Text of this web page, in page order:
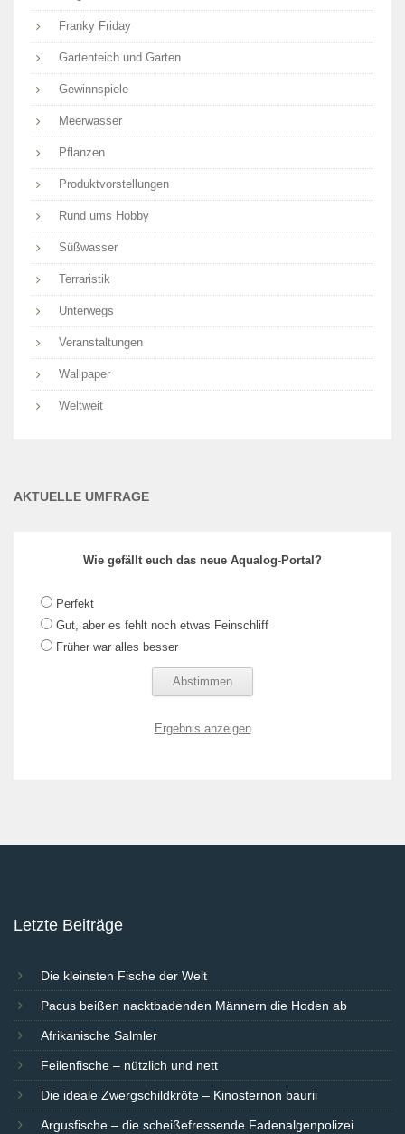
Franky Friday
Gartenteich und Garten
Gewinnspiele
Meerwasser
Pflanzen
Produktvorstellungen
Rund ums Hobby
Süßwasser
Terraristik
Unterwegs
Veranstaltungen
Wallpaper
Weltweit
AKTUELLE UMFRAGE
Wie gefällt euch das neue Aqualog-Portal?
Perfekt
Gut, aber es fehlt noch etwas Feinschliff
Früher war alles besser
Ergebnis anzeigen
Letzte Beiträge
Die kleinsten Fische der Welt
Pacus beißen nacktbadenden Männern die Hoden ab
Afrikanische Salmler
Feilenfische – nützlich und nett
Die ideale Zwergschildkröte – Kinosternon baurii
Argusfische – die scheißefressende Fadenalgenpolizei